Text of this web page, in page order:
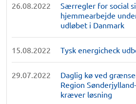
26.08.2022
Særregler for social
hjemmearbejde
udløbet i Danmark
15.08.2022 Tysk energicheck
29.07.2022
Daglig kø ved
Region
kræver løsning